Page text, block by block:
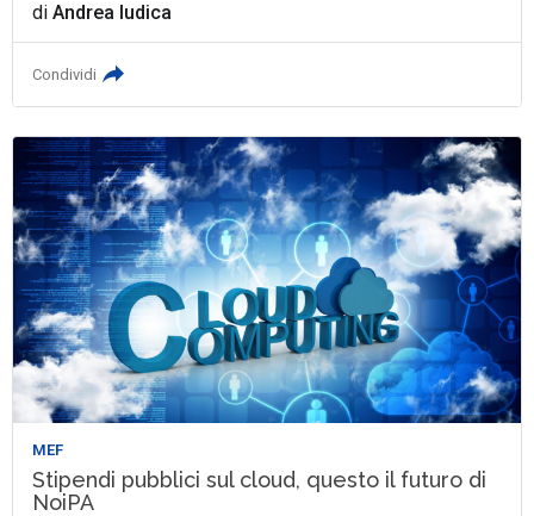
diAndrea Iudica
Condividi
MEF
Stipendi pubblici sul cloud, questo il futuro di
NoiPA